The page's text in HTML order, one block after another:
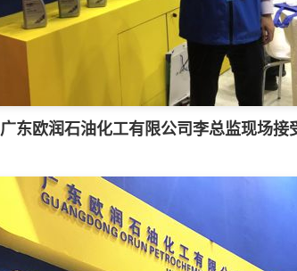
广东欧润石油化工有限公司李总监现场接